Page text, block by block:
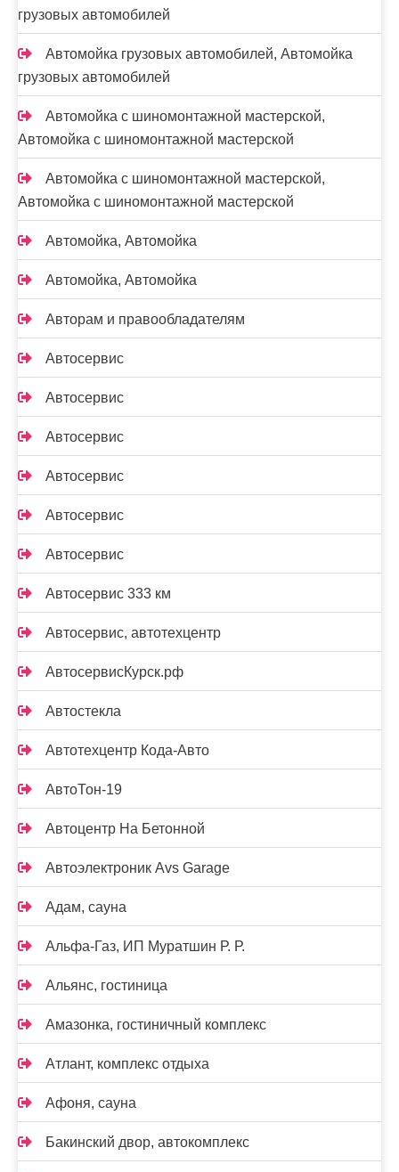
грузовых автомобилей
Автомойка грузовых автомобилей, Автомойка
грузовых автомобилей
Автомойка с шиномонтажной мастерской,
Автомойка с шиномонтажной мастерской
Автомойка с шиномонтажной мастерской,
Автомойка с шиномонтажной мастерской
Автомойка, Автомойка
Автомойка, Автомойка
Авторам и правообладателям
Автосервис
Автосервис
Автосервис
Автосервис
Автосервис
Автосервис
Автосервис 333 км
Автосервис, автотехцентр
АвтосервисКурск.рф
Автостекла
Автотехцентр Кода-Авто
АвтоТон-19
Автоцентр На Бетонной
Автоэлектроник Avs Garage
Адам, сауна
Альфа-Газ, ИП Муратшин Р. Р.
Альянс, гостиница
Амазонка, гостиничный комплекс
Атлант, комплекс отдыха
Афоня, сауна
Бакинский двор, автокомплекс